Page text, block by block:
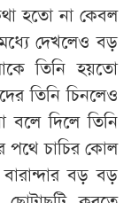
হতো না কেবল
দেখলেও বড়
তিনি হয়তো
তিনি চিনলেও
বলে দিলে তিনি
পথে চাচির কোল
বড় বড়